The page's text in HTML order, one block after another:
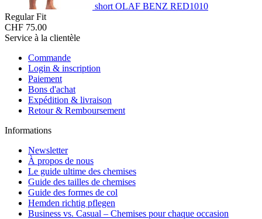
short OLAF BENZ RED1010
Regular Fit
CHF 75.00
Service à la clientèle
Commande
Login & inscription
Paiement
Bons d'achat
Expédition & livraison
Retour & Remboursement
Informations
Newsletter
À propos de nous
Le guide ultime des chemises
Guide des tailles de chemises
Guide des formes de col
Hemden richtig pflegen
Business vs. Casual – Chemises pour chaque occasion